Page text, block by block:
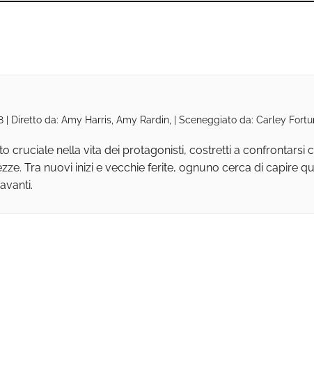
Diretto da: Amy Harris, Amy Rardin, | Sceneggiato da: Carley
cruciale nella vita dei protagonisti, costretti a confrontarsi
Tra nuovi inizi e vecchie ferite, ognuno cerca di capire